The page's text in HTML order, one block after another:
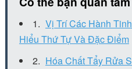
Vị Trí Các Hành
Hiểu Thứ Tự Và Đặc Điểm
Hóa Chất Tẩy Rửa